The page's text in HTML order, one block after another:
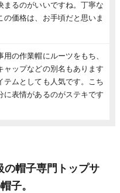
まるのがいいですね。丁寧な
価格は、お手頃だと思いま
の作業帽にルーツをもち、
ャップなどの別名もあります
テムとしても人気です。こち
に表情があるのがステキです
の帽子専門トップサ
子。